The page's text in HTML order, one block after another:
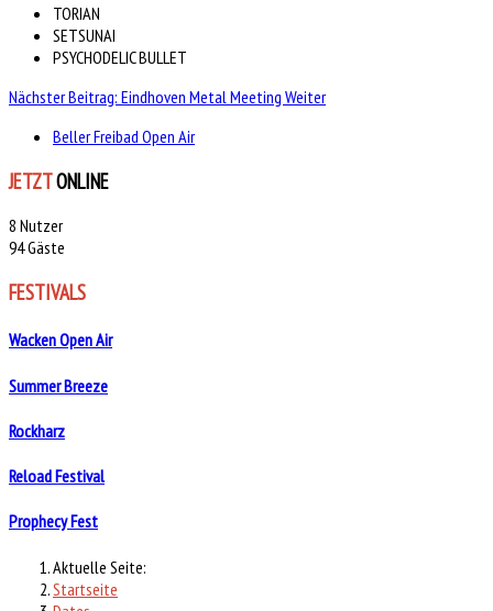
TORIAN
SETSUNAI
PSYCHODELIC BULLET
Nächster Beitrag: Eindhoven Metal Meeting Weiter
Beller Freibad Open Air
JETZTONLINE
8 Nutzer
94 Gäste
FESTIVALS
Wacken Open Air
Summer Breeze
Rockharz
Reload Festival
Prophecy Fest
Aktuelle Seite:
Startseite